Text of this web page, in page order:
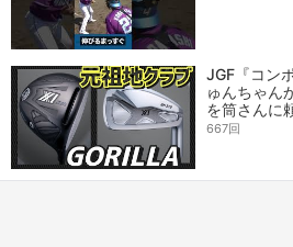
JGF『コン
ゅんちゃん
を筒さんに
667回